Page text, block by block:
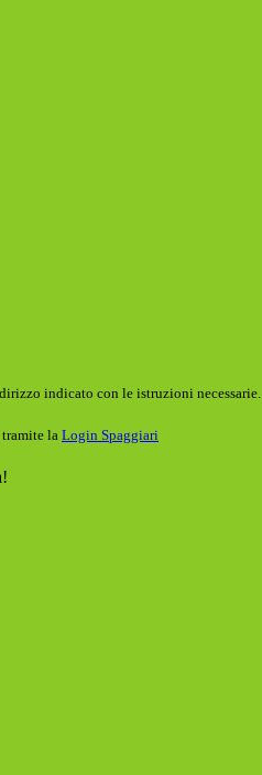
indicato con le istruzioni necessarie.
tramite la Login Spaggiari